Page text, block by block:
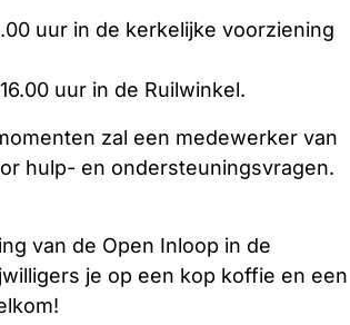
uur in de kerkelijke voorziening
uur in de Ruilwinkel.
zal een medewerker van
hulp- en ondersteuningsvragen.
van de Open Inloop in de
je op een kop koffie en een